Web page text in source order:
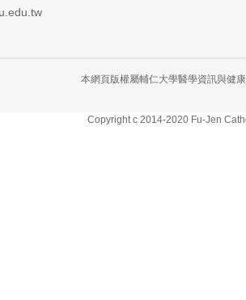
本網頁版權屬輔仁大學醫學資訊與健
Copyright c 2014-2020 Fu-Jen